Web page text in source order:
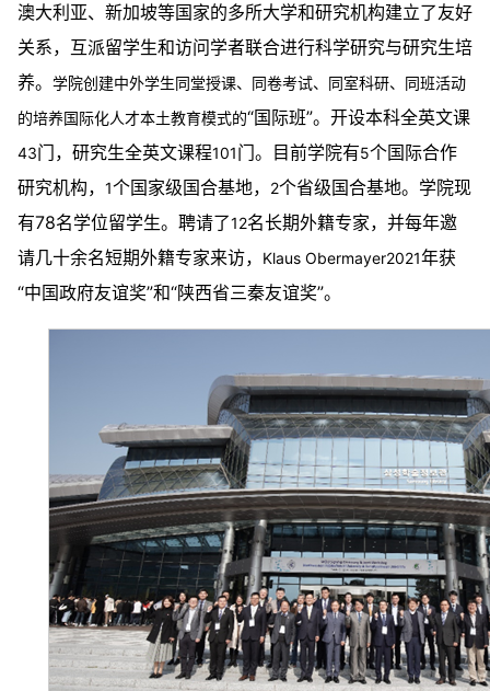
澳大利亚、新加坡等国家的多所大学和研究机构建立了友好
关系，互派留学生和访问学者联合进行科学研究与研究生培
养。 学院创建中外学生同堂授课、同卷考试、同室科研、同班活动
的培养国际化人才本土教育模式的“国际班”。开设本科全英文课
43门，研究生全英文课程101门。目前学院有5个国际合作
研究机构， 1个国家级国合基地， 2个省级国合基地。学院现
有78名学位留学生。聘请了12名长期外籍专家，并每年邀
请几十余名短期外籍专家来访，
Klaus Obermayer2021年获
“中国政府友谊奖”和“陕西省三秦友谊奖”。